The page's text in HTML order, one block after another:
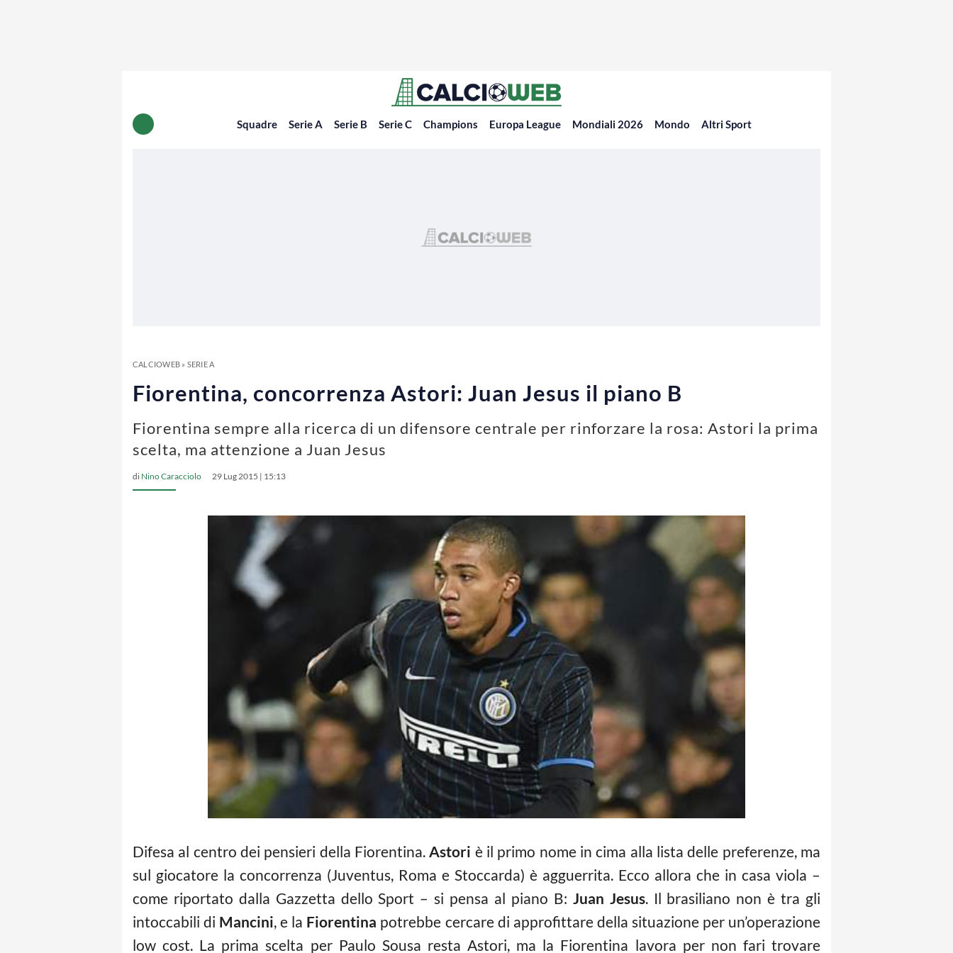
Squadre Serie A Serie B Serie C Champions Europa League Mondiali 2026 Mondo Altri Sport
CALCIOWEB» SERIE A
Fiorentina, concorrenza Astori: Juan Jesus il piano B
Fiorentina sempre alla ricerca di un difensore centrale per rinforzare la rosa: Astori la prima
scelta, ma attenzione a Juan Jesus
di Nino Caracciolo 29 Lug 2015 | 15:13
Difesa al centro dei pensieri della Fiorentina.Astori è il primo nome in cima alla lista delle preferenze, ma
sul giocatore la concorrenza (Juventus, Roma e Stoccarda) è agguerrita. Ecco allora che in casa viola –
come riportato dalla Gazzetta dello Sport – si pensa al piano B: Juan Jesus. Il brasiliano non è tra gli
intoccabili di Mancini, e la Fiorentina potrebbe cercare di approfittare della situazione per un’operazione
low cost. La prima scelta per Paulo Sousa resta Astori, ma la Fiorentina lavora per non fari trovare